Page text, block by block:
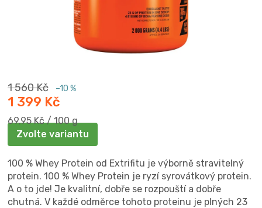
1 560 Kč –10 %
1 399 Kč
Měrná
cena:
69,95 Kč / 100 g
Zvolte variantu
100 % Whey Protein od Extrifitu je výborně stravitelný
protein. 100 % Whey Protein je ryzí syrovátkový protein.
A o to jde! Je kvalitní, dobře se rozpouští a dobře
chutná. V každé odměrce tohoto proteinu je plných 23